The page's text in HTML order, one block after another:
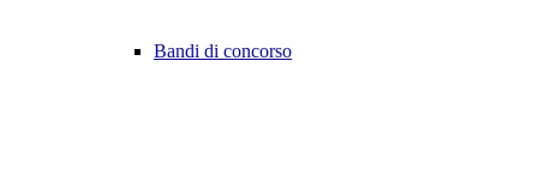
Bandi di concorso